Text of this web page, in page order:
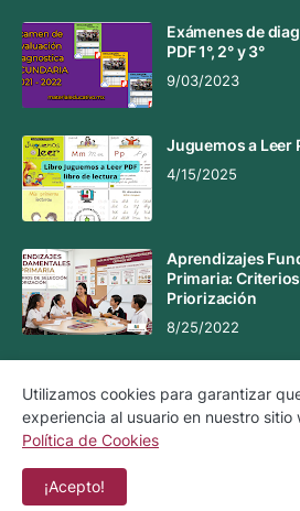
Exámenes de
PDF 1°, 2° y 3°
9/03/2023
Juguemos a Leer
4/15/2025
Aprendizajes
Primaria:
Priorización
8/25/2022
Copyright ©
Aviso Legal Aviso de Privacidad
Utilizamos cookies para garantizar
experiencia al usuario en nuestro sitio
Política de Cookies
¡Acepto!